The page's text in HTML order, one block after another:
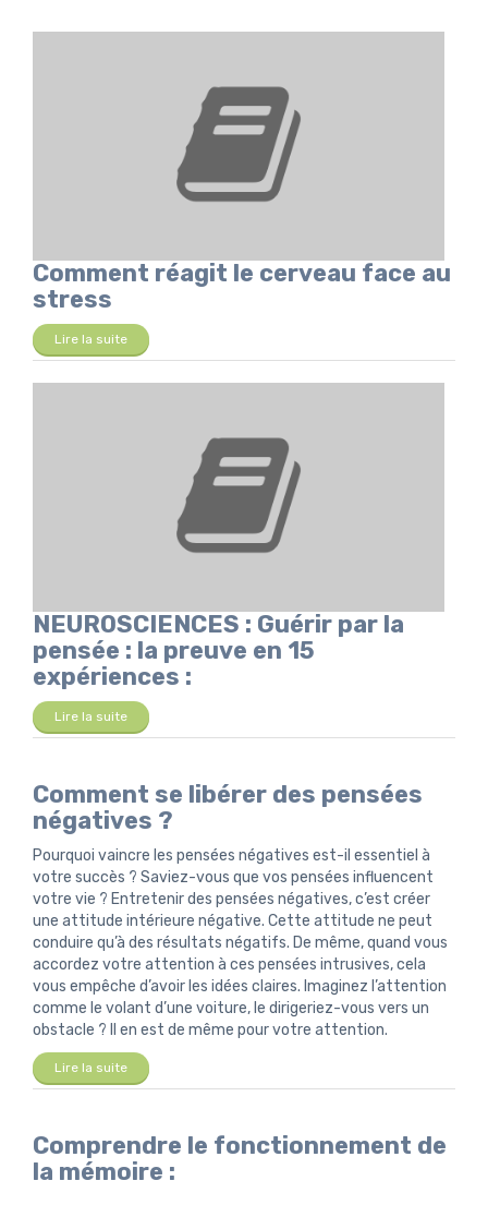
Comment réagit le cerveau face au
stress
Lire la suite
NEUROSCIENCES : Guérir par la
pensée : la preuve en 15
expériences :
Lire la suite
Comment se libérer des pensées
négatives ?
Pourquoi vaincre les pensées négatives est-il essentiel à
votre succès ? Saviez-vous que vos pensées influencent
votre vie ? Entretenir des pensées négatives, c’est créer
une attitude intérieure négative. Cette attitude ne peut
conduire qu’à des résultats négatifs. De même, quand vous
accordez votre attention à ces pensées intrusives, cela
vous empêche d’avoir les idées claires. Imaginez l’attention
comme le volant d’une voiture, le dirigeriez-vous vers un
obstacle ? Il en est de même pour votre attention.
Lire la suite
Comprendre le fonctionnement de
la mémoire :